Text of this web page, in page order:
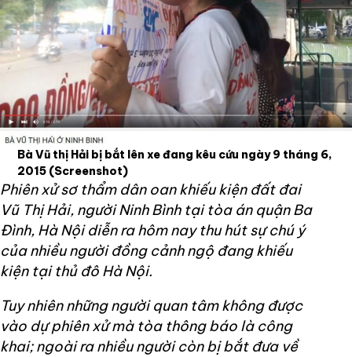
Bà Vũ thị Hải bị bắt lên xe đang kêu cứu ngày 9 tháng 6,
2015 (Screenshot)
Phiên xử sơ thẩm dân oan khiếu kiện đất đai
Vũ Thị Hải, người Ninh Bình tại tòa án quận Ba
Đình, Hà Nội diễn ra hôm nay thu hút sự chú ý
của nhiều người đồng cảnh ngộ đang khiếu
kiện tại thủ đô Hà Nội.
Tuy nhiên những người quan tâm không được
vào dự phiên xử mà tòa thông báo là công
khai; ngoài ra nhiều người còn bị bắt đưa về